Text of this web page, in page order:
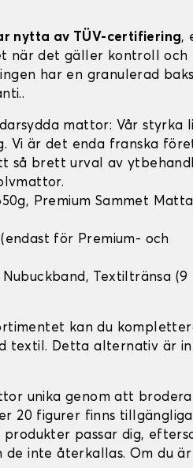
nytta av TÜV-certifiering,
när det gäller kontroll och
har en granulerad
mattor: Vår styrka
Vi är det enda franska
så brett urval av
Premium Sammet Matta
för Premium- och
Nubuckband, Textiltränsa (9
kan du
textil. Detta alternativ är
unika genom att
20 figurer finns
passar dig,
inte återkallas. Om du är